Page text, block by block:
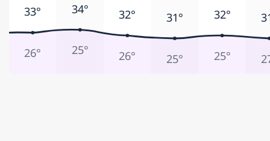
33°
26°
34°
25°
32°
26°
31°
25°
32°
25°